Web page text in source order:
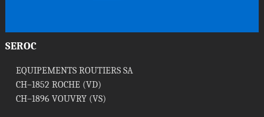
SEROC
EQUIPEMENTS ROUTIERS SA
CH–1852 ROCHE (VD)
CH–1896 VOUVRY (VS)